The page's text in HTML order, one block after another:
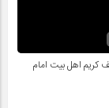
کریم اهل بیت امام